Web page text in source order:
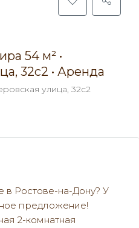
54 м² •
32с2 • Аренда
улица, 32с2
в Ростове-на-Дону? У
предложение!
2-комнатная